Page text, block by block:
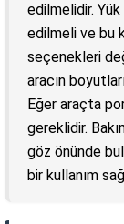
edilmelidir.
edilmeli ve bu
seçenekleri
aracın
Eğer araçta
gereklidir.
göz önünde
bir kullanım